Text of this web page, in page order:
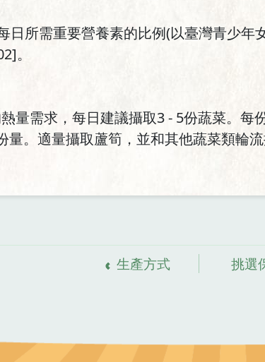
日所需重要營養素的比例(以臺灣青少年
。
量需求，每日建議攝取3 - 5份蔬菜。每
量。適量攝取蘆筍，並和其他蔬菜類輪
生產方式 挑選